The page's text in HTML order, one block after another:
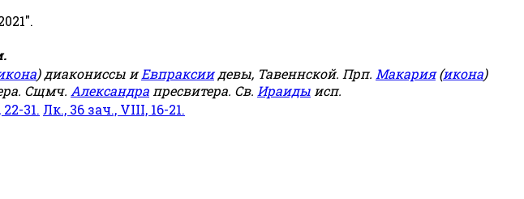
) диакониссы иЕвпраксиидевы, Тавеннской. Прп. Макария(икона)
Сщмч. Александра пресвитера. Св. Ираиды исп.
31. Лк., 36 зач., VIII, 16-21.